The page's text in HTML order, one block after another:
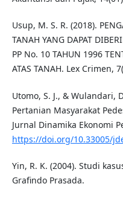
Usup, M. S. R. (2018).
TANAH YANG DAPAT
PP No. 10 TAHUN 1996
ATAS TANAH. Lex Crimen,
Utomo, S. J., & Wulandari,
Pertanian Masyarakat
Jurnal Dinamika Ekonomi
https://doi.org/10.33005/
Yin, R. K. (2004). Studi
Grafindo Prasada.